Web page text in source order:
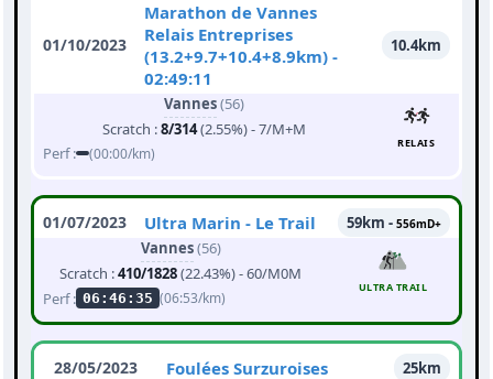
01/10/2023
Marathon de Vannes
Relais Entreprises
(13.2+9.7+10.4+8.9km) -
02:49:11
10.4km
Vannes(56)
Scratch :8/314(2.55%) - 7/M+M
Perf :
(00:00/km)
RELAIS
01/07/2023 Ultra Marin - Le Trail 59km - 556mD+
Vannes(56)
Scratch :410/1828(22.43%) - 60/M0M
Perf : 06:46:35 (06:53/km)
ULTRA TRAIL
28/05/2023 Foulées Surzuroises
25km